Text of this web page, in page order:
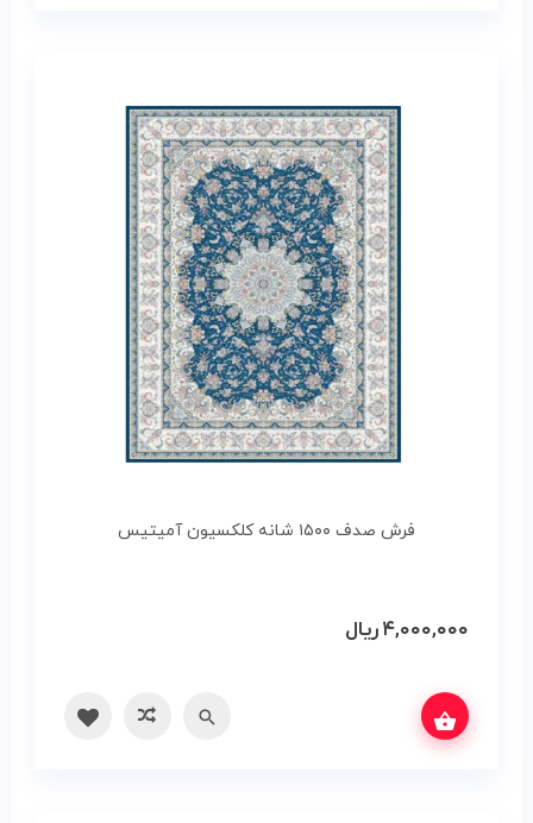
فرش صدف ۱۵۰۰ شانه کلکسیون آمیتیس
۴,۰۰۰,۰۰۰ریال
مقایسه